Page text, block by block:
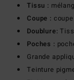
Tissu :
Coupe :
Doublure:
Poches :
Grande
Teinture